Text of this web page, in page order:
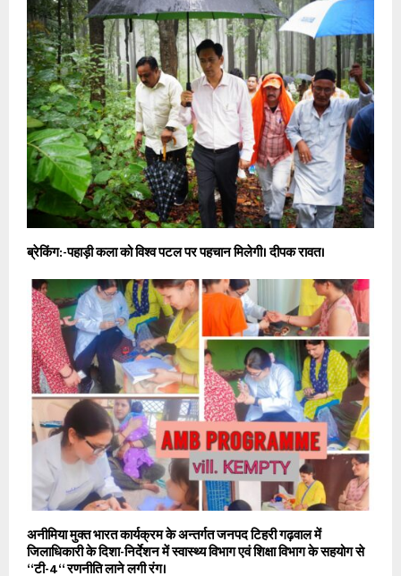
ब्रेकिंग:-पहाड़ी कला को विश्व पटल पर पहचान मिलेगी। दीपक रावत।
अनीमिया मुक्त भारत कार्यक्रम के अन्तर्गत जनपद टिहरी गढ़वाल में
जिलाधिकारी के दिशा-निर्देशन में स्वास्थ्य विभाग एवं शिक्षा विभाग के सहयोग से
‘‘टी-4‘‘ रणनीति लाने लगी रंग।